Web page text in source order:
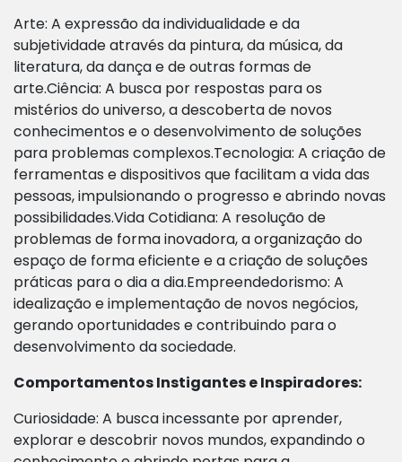
Arte: A expressão da individualidade e da
subjetividade através da pintura, da música, da
literatura, da dança e de outras formas de
arte.Ciência: A busca por respostas para os
mistérios do universo, a descoberta de novos
conhecimentos e o desenvolvimento de soluções
para problemas complexos.Tecnologia: A criação de
ferramentas e dispositivos que facilitam a vida das
pessoas, impulsionando o progresso e abrindo novas
possibilidades.Vida Cotidiana: A resolução de
problemas de forma inovadora, a organização do
espaço de forma eficiente e a criação de soluções
práticas para o dia a dia.Empreendedorismo: A
idealização e implementação de novos negócios,
gerando oportunidades e contribuindo para o
desenvolvimento da sociedade.
Comportamentos Instigantes e Inspiradores:
Curiosidade: A busca incessante por aprender,
explorar e descobrir novos mundos, expandindo o